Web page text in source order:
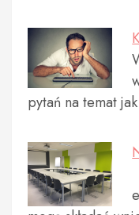
pytań na temat